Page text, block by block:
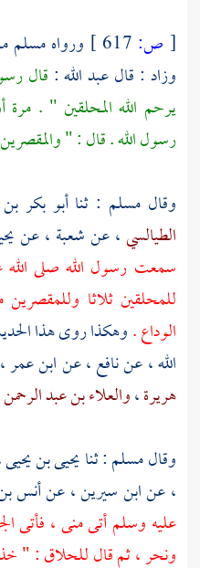
[ ص: ورواهمسلم
وزاد : قالعبد الله: قال
يرحم الله المحلقين " . مرة
رسول الله . قال : "
وقالمسلم : ثناأبو بكر
الطيالسي، عنشعبة ، عن
سمعت رسول الله صلى الله
للمحلقين ثلاثا
الوداع .وهكذا روى هذا
الله، عننافع، عنابن عمر،
هريرة،والعلاء بن عبد الرحمن
وقالمسلم: ثنايحيى بن يحيى
، عنابن سيرين، عنأنس
عليه وسلم أتىمنى ، فأتى
ونحر ، ثم قال للحلاق : " خذ